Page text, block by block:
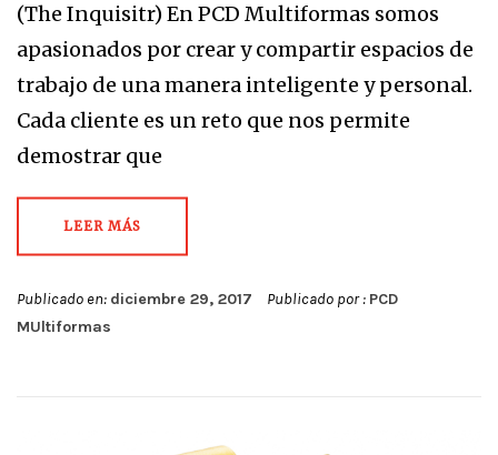
(The Inquisitr) En PCD Multiformas somos
apasionados por crear y compartir espacios de
trabajo de una manera inteligente y personal.
Cada cliente es un reto que nos permite
demostrar que
LEER MÁS
Publicado en: diciembre 29, 2017 Publicado por : PCD
MUltiformas